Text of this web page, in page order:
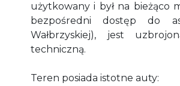
użytkowany i był na bieżąco
bezpośredni dostęp do
Wałbrzyskiej), jest
techniczną.
Teren posiada istotne auty: